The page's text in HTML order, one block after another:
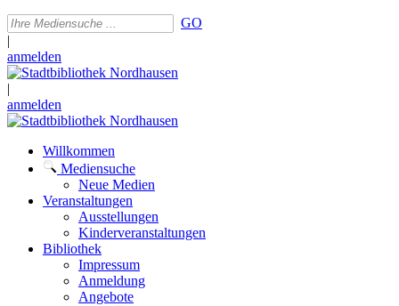
GO
|
anmelden
|
anmelden
Willkommen
Mediensuche
Neue Medien
Veranstaltungen
Ausstellungen
Kinderveranstaltungen
Bibliothek
Impressum
Anmeldung
Angebote